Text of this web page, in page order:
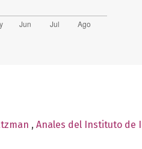
, Anales del Instituto de